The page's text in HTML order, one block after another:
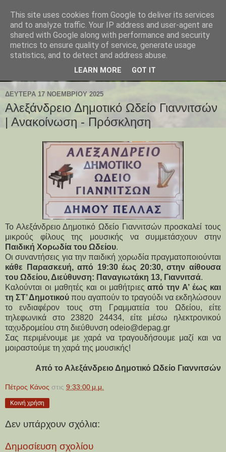
ΔΕΥΤΈΡΑ 17 ΝΟΕΜΒΡΊΟΥ 2025
Αλεξάνδρειο Δημοτικό Ωδείο Γιαννιτσών
| Ανακοίνωση - Πρόσκληση
Το Αλεξάνδρειο Δημοτικό Ωδείο Γιαννιτσών προσκαλεί τους
μικρούς φίλους της μουσικής να συμμετάσχουν στην
Παιδική Χορωδία του Ωδείου.
κάθε Παρασκευή, από 19:30 έως 20:30, στην αίθουσα
του Ωδείου, Διεύθυνση: Παναγιωτάκη 13, Γιαννιτσά.
Καλούνται οι μαθητές και οι μαθήτριες από την Α’ έως και
τη ΣΤ’ Δημοτικού που αγαπούν το τραγούδι να εκδηλώσουν
το ενδιαφέρον τους στη Γραμματεία του Ωδείου, είτε
τηλεφωνικά στο 23820 24434, είτε μέσω ηλεκτρονικού
ταχυδρομείου στη διεύθυνση odeio@depag.gr
Σας περιμένουμε με χαρά να τραγουδήσουμε μαζί και να
μοιραστούμε τη χαρά της μουσικής!
Από το Αλεξάνδρειο Δημοτικό Ωδείο Γιαννιτσών
Πέτρος Κάνος στις 9:33:00 μ.μ.
Κοινή χρήση
Δεν υπάρχουν σχόλια:
Δημοσίευση σχολίου
This site uses cookies from Google to deliver its services
and to analyze traffic. Your IP address and user-agent are
shared with Google along with performance and security
metrics to ensure quality of service, generate usage
statistics, and to detect and address abuse.
LEARN MORE GOT IT